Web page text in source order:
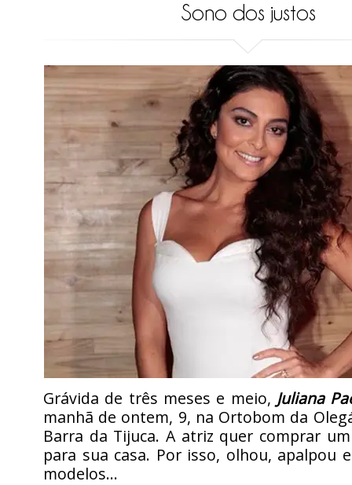
Sono dos justos
Grávida de três meses e meio, Juliana
manhã de ontem, 9, na Ortobom da
Barra da Tijuca. A atriz quer comprar
para sua casa. Por isso, olhou, apalpou
modelos…